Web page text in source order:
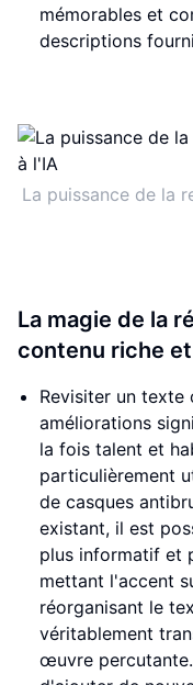
mémorables et
descriptions
La puissance de la
La magie de la
contenu riche
Revisiter un
améliorations
la fois talent et
particulièrement
de casques
existant, il est
plus informatif et
mettant l'accent
réorganisant le
véritablement
œuvre